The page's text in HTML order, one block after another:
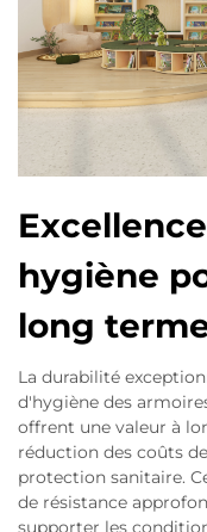
hygiène
long
La durabilité
d'hygiène des
offrent une valeur à
réduction des coûts
protection sanitaire.
de résistance
supporter les